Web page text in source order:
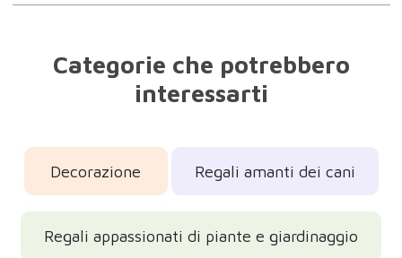
Categorie che potrebbero
interessarti
Decorazione Regali amanti dei cani
Regali appassionati di piante e giardinaggio